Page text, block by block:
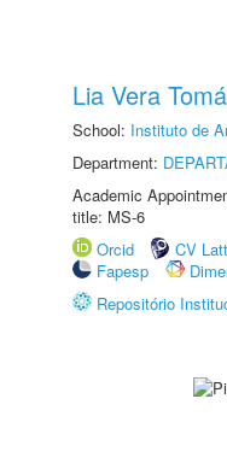
Lia Vera
School: Instituto de
Department:
Academic
title: MS-6
Orcid
CV
Fapesp
Repositório